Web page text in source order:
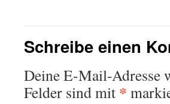
Schreibe einen
Deine E-Mail-Adresse
Felder sind mit *